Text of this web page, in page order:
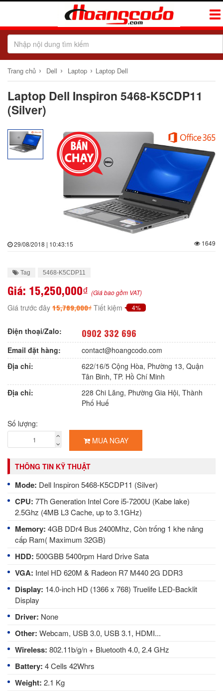
Trang chủ › Dell › Laptop › Laptop Dell
Laptop Dell Inspiron 5468-K5CDP11
(Silver)
29/08/2018 | 10:43:15 1649
Tag 5468-K5CDP11
Giá: 15,250,000₫ (Giá bao gồm VAT)
Giá trước đây 15,789,000₫ Tiết kiệm 4%
Điện thoại/Zalo: 0902 332 696
Email đặt hàng:
contact@hoangcodo.com
Địa chỉ:
622/16/5 Cộng Hòa, Phường 13, Quận
Tân Binh, TP. Hồ Chí Minh
Địa chỉ:
228 Chi Lăng, Phường Gia Hội, Thành
Phố Huế
Số lượng:
MUA NGAY
THÔNG TIN KỸ THUẬT
Mode: Dell Inspiron 5468-K5CDP11 (Silver)
CPU: 7Th Generation Intel Core i5-7200U (Kabe lake)
2.5Ghz (4MB L3 Cache, up to 3.1GHz)
Memory: 4GB DDr4 Bus 2400Mhz, Còn trống 1 khe nâng
cấp Ram( Maximum 32GB)
HDD: 500GBB 5400rpm Hard Drive Sata
VGA: Intel HD 620M & Radeon R7 M440 2G DDR3
Display: 14.0-inch HD (1366 x 768) Truelife LED-Backlit
Display
Driver: None
Other: Webcam, USB 3.0, USB 3.1, HDMI...
Wireless: 802.11b/g/n + Bluetooth 4.0, 2.4 GHz
Battery: 4 Cells 42Whrs
Weight: 2.1 Kg